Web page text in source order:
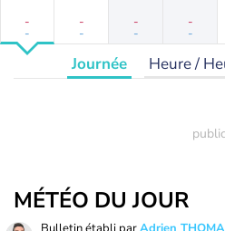
-
-
-
-
-
-
-
-
Journée Heure /
MÉTÉO DU JOUR